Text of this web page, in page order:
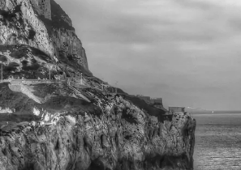
Peter May